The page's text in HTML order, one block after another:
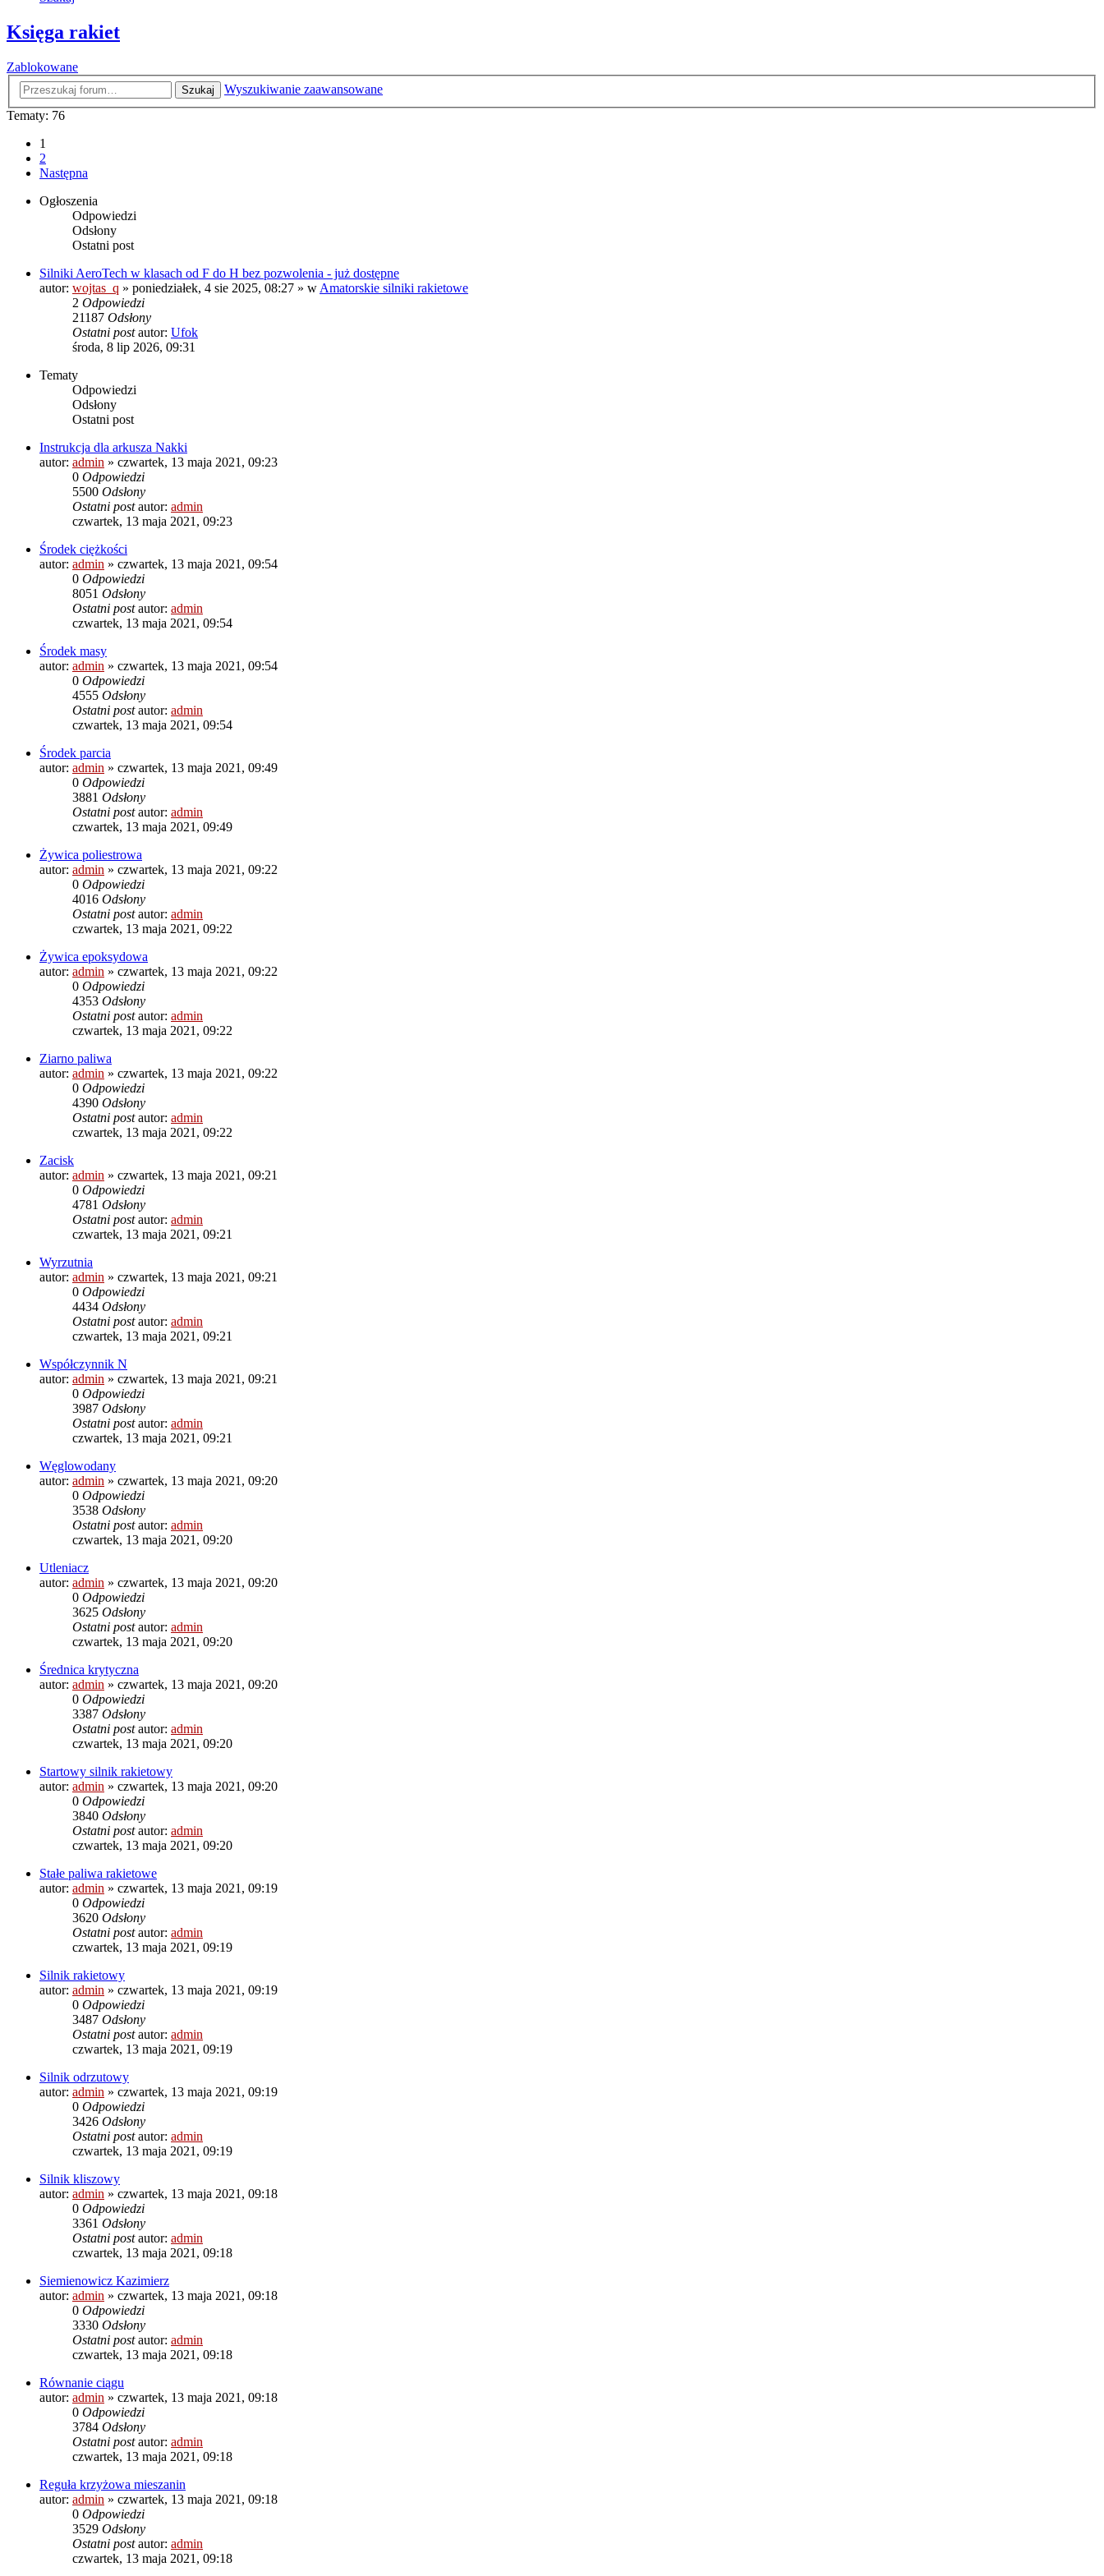
Księga rakiet
Zablokowane
Szukaj
Wyszukiwanie zaawansowane
Tematy: 76
1
2
Następna
Ogłoszenia
Odpowiedzi
Odsłony
Ostatni post
Silniki AeroTech w klasach od F do H bez pozwolenia - już dostępne
autor: wojtas_q » poniedziałek, 4 sie 2025, 08:27 » w Amatorskie silniki rakietowe
2 Odpowiedzi
21187 Odsłony
Ostatni postautor: Ufok
środa, 8 lip 2026, 09:31
Tematy
Odpowiedzi
Odsłony
Ostatni post
Instrukcja dla arkusza Nakki
autor: admin » czwartek, 13 maja 2021, 09:23
0 Odpowiedzi
5500 Odsłony
Ostatni postautor: admin
czwartek, 13 maja 2021, 09:23
Środek ciężkości
autor: admin » czwartek, 13 maja 2021, 09:54
0 Odpowiedzi
8051 Odsłony
Ostatni postautor: admin
czwartek, 13 maja 2021, 09:54
Środek masy
autor: admin » czwartek, 13 maja 2021, 09:54
0 Odpowiedzi
4555 Odsłony
Ostatni postautor: admin
czwartek, 13 maja 2021, 09:54
Środek parcia
autor: admin » czwartek, 13 maja 2021, 09:49
0 Odpowiedzi
3881 Odsłony
Ostatni postautor: admin
czwartek, 13 maja 2021, 09:49
Żywica poliestrowa
autor: admin » czwartek, 13 maja 2021, 09:22
0 Odpowiedzi
4016 Odsłony
Ostatni postautor: admin
czwartek, 13 maja 2021, 09:22
Żywica epoksydowa
autor: admin » czwartek, 13 maja 2021, 09:22
0 Odpowiedzi
4353 Odsłony
Ostatni postautor: admin
czwartek, 13 maja 2021, 09:22
Ziarno paliwa
autor: admin » czwartek, 13 maja 2021, 09:22
0 Odpowiedzi
4390 Odsłony
Ostatni postautor: admin
czwartek, 13 maja 2021, 09:22
Zacisk
autor: admin » czwartek, 13 maja 2021, 09:21
0 Odpowiedzi
4781 Odsłony
Ostatni postautor: admin
czwartek, 13 maja 2021, 09:21
Wyrzutnia
autor: admin » czwartek, 13 maja 2021, 09:21
0 Odpowiedzi
4434 Odsłony
Ostatni postautor: admin
czwartek, 13 maja 2021, 09:21
Współczynnik N
autor: admin » czwartek, 13 maja 2021, 09:21
0 Odpowiedzi
3987 Odsłony
Ostatni postautor: admin
czwartek, 13 maja 2021, 09:21
Węglowodany
autor: admin » czwartek, 13 maja 2021, 09:20
0 Odpowiedzi
3538 Odsłony
Ostatni postautor: admin
czwartek, 13 maja 2021, 09:20
Utleniacz
autor: admin » czwartek, 13 maja 2021, 09:20
0 Odpowiedzi
3625 Odsłony
Ostatni postautor: admin
czwartek, 13 maja 2021, 09:20
Średnica krytyczna
autor: admin » czwartek, 13 maja 2021, 09:20
0 Odpowiedzi
3387 Odsłony
Ostatni postautor: admin
czwartek, 13 maja 2021, 09:20
Startowy silnik rakietowy
autor: admin » czwartek, 13 maja 2021, 09:20
0 Odpowiedzi
3840 Odsłony
Ostatni postautor: admin
czwartek, 13 maja 2021, 09:20
Stałe paliwa rakietowe
autor: admin » czwartek, 13 maja 2021, 09:19
0 Odpowiedzi
3620 Odsłony
Ostatni postautor: admin
czwartek, 13 maja 2021, 09:19
Silnik rakietowy
autor: admin » czwartek, 13 maja 2021, 09:19
0 Odpowiedzi
3487 Odsłony
Ostatni postautor: admin
czwartek, 13 maja 2021, 09:19
Silnik odrzutowy
autor: admin » czwartek, 13 maja 2021, 09:19
0 Odpowiedzi
3426 Odsłony
Ostatni postautor: admin
czwartek, 13 maja 2021, 09:19
Silnik kliszowy
autor: admin » czwartek, 13 maja 2021, 09:18
0 Odpowiedzi
3361 Odsłony
Ostatni postautor: admin
czwartek, 13 maja 2021, 09:18
Siemienowicz Kazimierz
autor: admin » czwartek, 13 maja 2021, 09:18
0 Odpowiedzi
3330 Odsłony
Ostatni postautor: admin
czwartek, 13 maja 2021, 09:18
Równanie ciągu
autor: admin » czwartek, 13 maja 2021, 09:18
0 Odpowiedzi
3784 Odsłony
Ostatni postautor: admin
czwartek, 13 maja 2021, 09:18
Reguła krzyżowa mieszanin
autor: admin » czwartek, 13 maja 2021, 09:18
0 Odpowiedzi
3529 Odsłony
Ostatni postautor: admin
czwartek, 13 maja 2021, 09:18